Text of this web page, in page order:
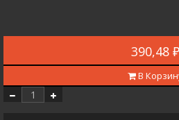
390,48 ₽
В